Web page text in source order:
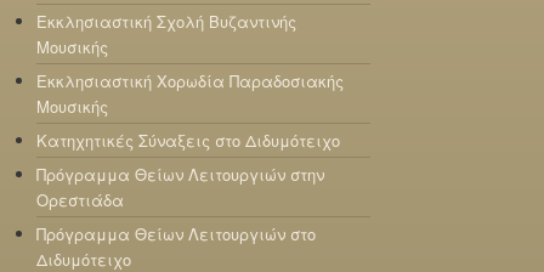
Εκκλησιαστική Σχολή Βυζαντινής
Μουσικής
Εκκλησιαστική Χορωδία Παραδοσιακής
Μουσικής
Κατηχητικές Σύναξεις στο Διδυμότειχο
Πρόγραμμα Θείων Λειτουργιών στην
Ορεστιάδα
Πρόγραμμα Θείων Λειτουργιών στο
Διδυμότειχο